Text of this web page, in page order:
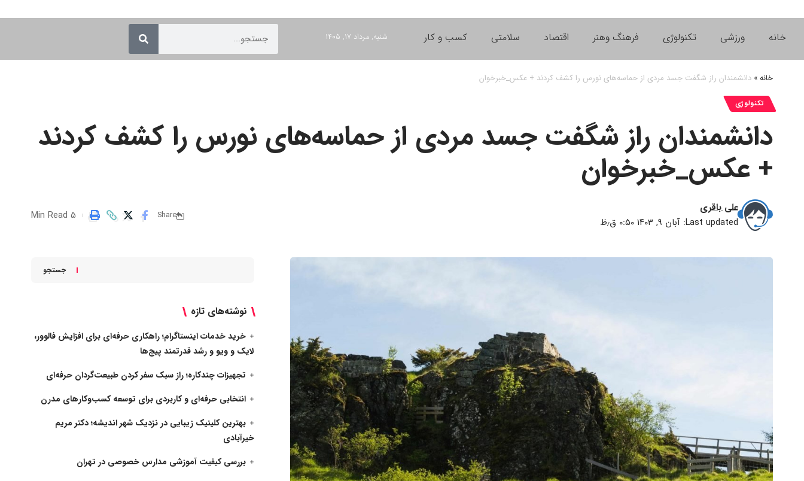
خانه ورزشی تکنولوژی فرهنگ وهنر اقتصاد سلامتی کسب و کار شنبه, مرداد ۱۷, ۱۴۰۵
خانه» دانشمندان راز شگفت جسد مردی از حماسه‌های نورس را کشف کردند + عکس_خبرخوان
تکنولوژی
دانشمندان راز شگفت جسد مردی از حماسه‌های نورس را کشف کردند
+ عکس_خبرخوان
Last updated: آبان ۹, ۱۴۰۳ ۰:۵۰ ق٫ظ
علی باقری
Share
5 Min Read
جستجو
نوشته‌های تازه
خرید خدمات اینستاگرام؛ راهکاری حرفه‌ای برای افزایش فالوور،
لایک و ویو و رشد قدرتمند پیج‌ها
تجهیزات چندکاره؛ راز سبک سفر کردن طبیعت‌گردان حرفه‌ای
انتخابی حرفه‌ای و کاربردی برای توسعه کسب‌وکارهای مدرن
بهترین کلینیک زیبایی در نزدیک شهر اندیشه؛ دکتر مریم
خیرآبادی
بررسی کیفیت آموزشی مدارس خصوصی در تهران